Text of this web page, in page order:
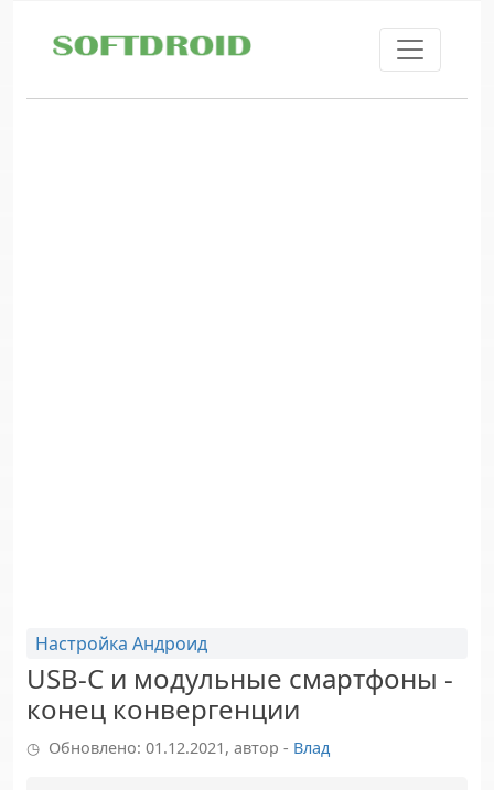
Настройка Андроид
USB-C и модульные смартфоны -
конец конвергенции
Обновлено: 01.12.2021, автор - Влад